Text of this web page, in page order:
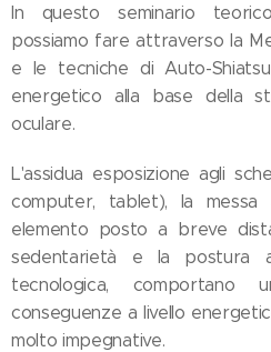
In questo seminario
possiamo fare attraverso la
e le tecniche di Auto-
energetico alla base della
oculare.
L'assidua esposizione agli
computer, tablet), la
elemento posto a breve
sedentarietà e la postura
tecnologica,
conseguenze a livello
molto impegnative.